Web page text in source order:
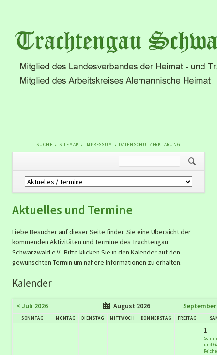
NAVIGATION
SUCHE SITEMAP IMPRESSUM DATENSCHUTZERKLÄRUNG
Navigation
überspringen
Aktuelles und Termine
Liebe Besucher auf dieser Seite finden Sie eine Übersicht der
kommenden Aktivitäten und Termine des Trachtengau
Schwarzwald e.V.. Bitte klicken Sie in den Kalender auf den
gewünschten Termin um nähere Informationen zu erhalten.
Kalender
< Juli 2026 August 2026 September
SONNTAG MONTAG DIENSTAG MITTWOCH DONNERSTAG FREITAG
1
und